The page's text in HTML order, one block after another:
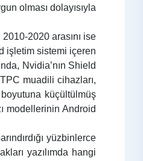
olması dolayısıyla
2020 arasını ise
işletim sistemi içeren
Nvidia’nın Shield
muadili cihazları,
küçültülmüş
modellerinin Android
yüzbinlerce
yazılımda hangi